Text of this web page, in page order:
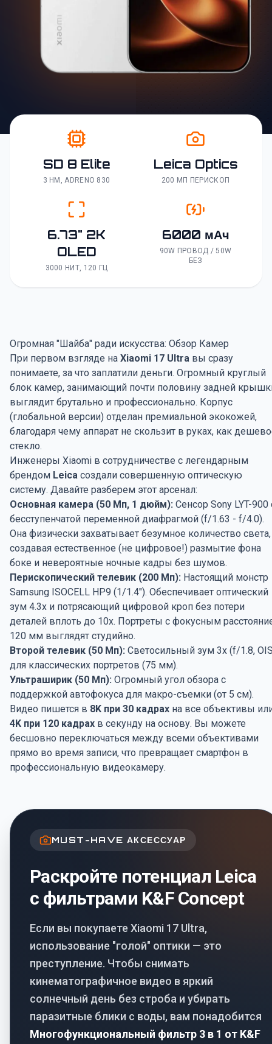
SD 8 Elite
3 НМ, ADRENO 830
Leica Optics
200 МП ПЕРИСКОП
6.73" 2K
OLED
3000 НИТ, 120 ГЦ
6000 мАч
90W ПРОВОД / 50W
БЕЗ
Огромная "Шайба" ради искусства: Обзор Камер
При первом взгляде на Xiaomi 17 Ultra вы сразу
понимаете, за что заплатили деньги. Огромный круглый
блок камер, занимающий почти половину задней
выглядит брутально и профессионально. Корпус
(глобальной версии) отделан премиальной экокожей,
благодаря чему аппарат не скользит в руках, как
стекло.
Инженеры Xiaomi в сотрудничестве с легендарным
брендом Leica создали совершенную оптическую
систему. Давайте разберем этот арсенал:
Основная камера (50 Мп, 1 дюйм): Сенсор Sony LYT-900
бесступенчатой переменной диафрагмой (f/1.63 - f/4.0).
Она физически захватывает безумное количество света,
создавая естественное (не цифровое!) размытие фона
боке и невероятные ночные кадры без шумов.
Перископический телевик (200 Мп): Настоящий монстр
Samsung ISOCELL HP9 (1/1.4"). Обеспечивает оптический
зум 4.3x и потрясающий цифровой кроп без потери
деталей вплоть до 10x. Портреты с фокусным
120 мм выглядят студийно.
Второй телевик (50 Мп): Светосильный зум 3x (f/1.8,
для классических портретов (75 мм).
Ультраширик (50 Мп): Огромный угол обзора с
поддержкой автофокуса для макро-съемки (от 5 см).
Видео пишется в 8K при 30 кадрах на все объективы
4K при 120 кадрах в секунду на основу. Вы можете
бесшовно переключаться между всеми объективами
прямо во время записи, что превращает смартфон в
профессиональную видеокамеру.
MUST-HAVE АКСЕССУАР
Раскройте потенциал Leica
с фильтрами K&F Concept
Если вы покупаете Xiaomi 17 Ultra,
использование "голой" оптики — это
преступление. Чтобы снимать
кинематографичное видео в яркий
солнечный день без строба и убирать
паразитные блики с воды, вам понадобится
Многофункциональный фильтр 3 в 1 от K&F